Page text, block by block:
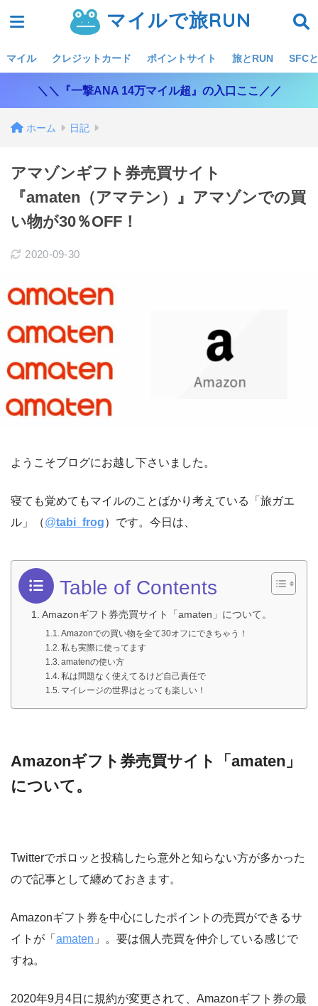
マイルで旅RUN
マイル クレジットカード ポイントサイト 旅とRUN SFC
＼＼『一撃ANA 14万マイル超』の入口ここ／／
ホーム 日記
アマゾンギフト券売買サイト
『amaten（アマテン）』アマゾンでの買
い物が30％OFF！
2020-09-30
ようこそブログにお越し下さいました。
寝ても覚めてもマイルのことばかり考えている「旅ガエ
ル」（@tabi_frog）です。今日は、
Table of Contents
Amazonギフト券売買サイト「amaten」について。
Amazonでの買い物を全て30オフにできちゃう！
私も実際に使ってます
amatenの使い方
私は問題なく使えてるけど自己責任で
マイレージの世界はとっても楽しい！
Amazonギフト券売買サイト「amaten」
について。
Twitterでポロッと投稿したら意外と知らない方が多かった
ので記事として纏めておきます。
Amazonギフト券を中心にしたポイントの売買ができるサ
イトが「 amaten 」。要は個人売買を仲介している感じで
すね。
2020年9月4日に規約が変更されて、Amazonギフト券の最